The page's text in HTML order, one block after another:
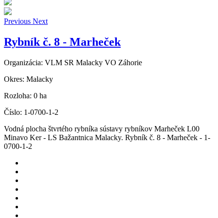
Previous Next
Rybník č. 8 - Marheček
Organizácia: VLM SR Malacky VO Záhorie
Okres: Malacky
Rozloha: 0 ha
Číslo: 1-0700-1-2
Vodná plocha štvrtého rybníka sústavy rybníkov Marheček L00
Minavo Ker - LS Bažantnica Malacky. Rybník č. 8 - Marheček - 1-
0700-1-2